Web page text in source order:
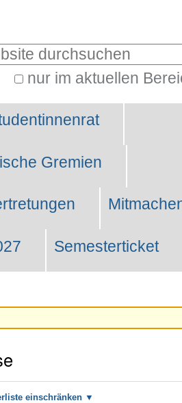
nur im aktuellen
Gremien
Semesterticket
einschränken